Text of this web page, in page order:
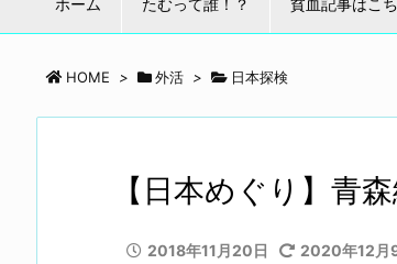
HOME > 外活 > 日本探検
【日本めぐり】青
2018年11月20日 2020年12月